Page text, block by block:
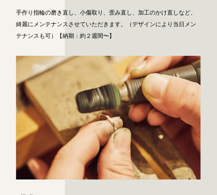
手作り指輪の磨き直し、小傷取り、歪み直し、加工のかけ直しなど、
綺麗にメンテナンスさせていただきます。（デザインにより当日メン
テナンスも可）【納期：約２週間〜】